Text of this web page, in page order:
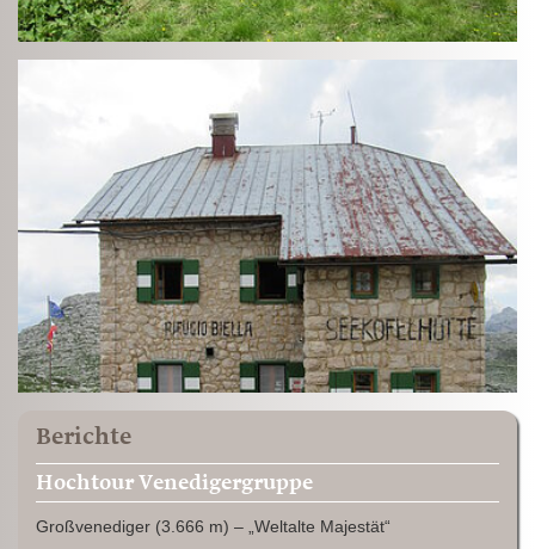
Berichte
Hochtour Venedigergruppe
Großvenediger (3.666 m) – „Weltalte Majestät“